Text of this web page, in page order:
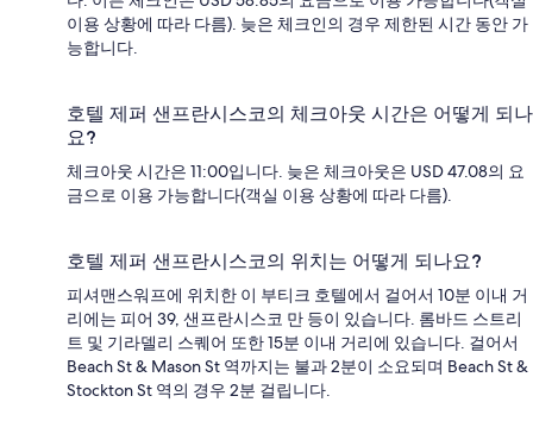
이용 상황에 따라 다름). 늦은 체크인의 경우 제한된 시간 동안 가
능합니다.
호텔 제퍼 샌프란시스코의 체크아웃 시간은 어떻게 되나
요?
체크아웃 시간은 11:00입니다. 늦은 체크아웃은 USD 47.08의 요
금으로 이용 가능합니다(객실 이용 상황에 따라 다름).
호텔 제퍼 샌프란시스코의 위치는 어떻게 되나요?
피셔맨스워프에 위치한 이 부티크 호텔에서 걸어서 10분 이내 거
리에는 피어 39, 샌프란시스코 만 등이 있습니다. 롬바드 스트리
트 및 기라델리 스퀘어 또한 15분 이내 거리에 있습니다. 걸어서
Beach St & Mason St 역까지는 불과 2분이 소요되며 Beach St &
Stockton St 역의 경우 2분 걸립니다.